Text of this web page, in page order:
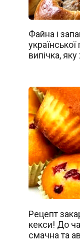
Файна і
випічка,
Рецепт
кекси! До
смачна та